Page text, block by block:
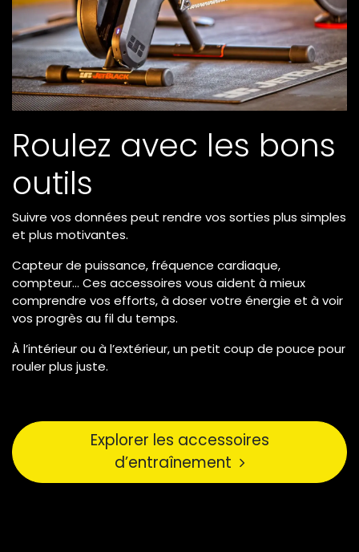
Roulez avec les bons
outils
Suivre vos données peut rendre vos sorties plus simples
et plus motivantes.
Capteur de puissance, fréquence cardiaque,
compteur… Ces accessoires vous aident à mieux
comprendre vos efforts, à doser votre énergie et à voir
vos progrès au fil du temps.
À l’intérieur ou à l’extérieur, un petit coup de pouce pour
rouler plus juste.
Explorer les accessoires
d’entraînement